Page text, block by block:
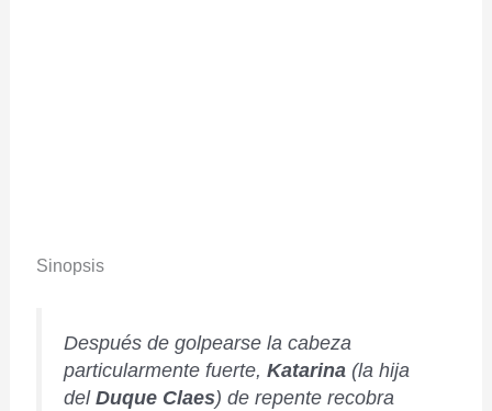
Sinopsis
Después de golpearse la cabeza
particularmente fuerte, Katarina(la hija
del Duque Claes) de repente recobra